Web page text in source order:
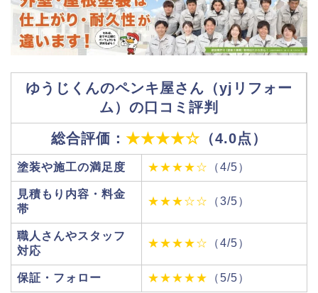
ゆうじくんのペンキ屋さん（yjリフォー
ム）の口コミ評判
総合評価： ★★★★☆ （4.0点）
塗装や施工の満足度 ★★★★☆ （4/5）
見積もり内容・料金
帯
★★★☆☆ （3/5）
職人さんやスタッフ
対応
★★★★☆ （4/5）
保証・フォロー ★★★★★ （5/5）